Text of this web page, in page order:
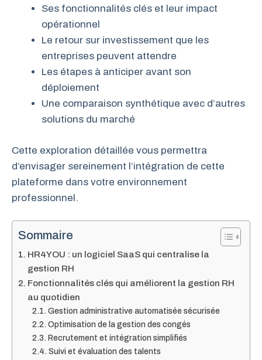
Ses fonctionnalités clés et leur impact
opérationnel
Le retour sur investissement que les
entreprises peuvent attendre
Les étapes à anticiper avant son
déploiement
Une comparaison synthétique avec d’autres
solutions du marché
Cette exploration détaillée vous permettra
d’envisager sereinement l’intégration de cette
plateforme dans votre environnement
professionnel.
Sommaire
HR4YOU : un logiciel SaaS qui centralise la
gestion RH
Fonctionnalités clés qui améliorent la gestion RH
au quotidien
Gestion administrative automatisée sécurisée
Optimisation de la gestion des congés
Recrutement et intégration simplifiés
Suivi et évaluation des talents